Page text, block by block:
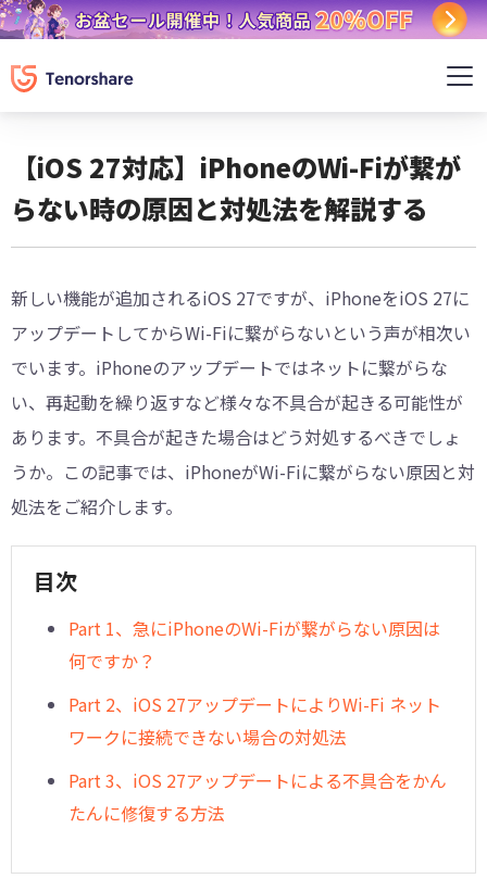
【iOS 27対応】iPhoneのWi-Fiが繋が
らない時の原因と対処法を解説する
新しい機能が追加されるiOS 27ですが、iPhoneをiOS 27に
アップデートしてからWi-Fiに繋がらないという声が相次い
でいます。iPhoneのアップデートではネットに繋がらな
い、再起動を繰り返すなど様々な不具合が起きる可能性が
あります。不具合が起きた場合はどう対処するべきでしょ
うか。この記事では、iPhoneがWi-Fiに繋がらない原因と対
処法をご紹介します。
目次
Part 1、急にiPhoneのWi-Fiが繋がらない原因は
何ですか？
Part 2、iOS 27アップデートによりWi-Fi ネット
ワークに接続できない場合の対処法
Part 3、iOS 27アップデートによる不具合をかん
たんに修復する方法